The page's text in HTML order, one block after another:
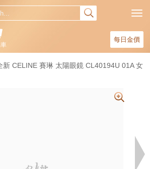
每日金價
新 CELINE 賽琳 太陽眼鏡 CL40194U 01A 女